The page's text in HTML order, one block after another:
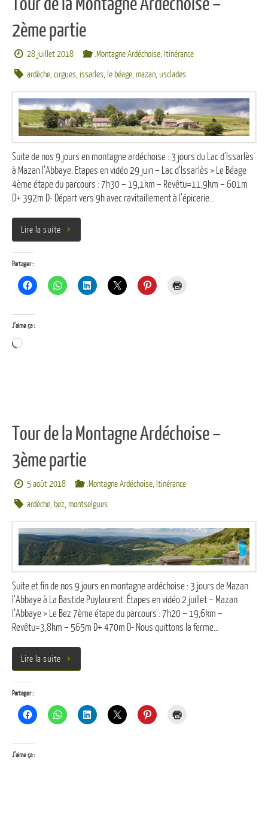
Tour de la Montagne Ardéchoise –
2ème partie
28 juillet 2018 .Montagne Ardéchoise, Itinérance
ardèche,cirgues, issarles, le béage, mazan, usclades
Suite de nos 9 jours en montagne ardéchoise : 3 jours du Lac d’Issarlès
à Mazan l’Abbaye. Etapes en vidéo 29 juin – Lac d’Issarlès > Le Béage
4ème étape du parcours : 7h30 – 19,1km – Revêtu=11,9km – 601m
D+ 392m D- Départ vers 9h avec ravitaillement à l’épicerie…
Lire la suite
Partager :
J’aime ça :
Chargement…
Tour de la Montagne Ardéchoise –
3ème partie
5 août 2018 .Montagne Ardéchoise, Itinérance
ardèche, bez, montselgues
Suite et fin de nos 9 jours en montagne ardéchoise : 3 jours de Mazan
l’Abbaye à La Bastide Puylaurent. Étapes en vidéo 2 juillet – Mazan
l’Abbaye > Le Bez 7ème étape du parcours : 7h20 – 19,6km –
Revêtu=3,8km – 565m D+ 470m D- Nous quittons la ferme…
Lire la suite
Partager :
J’aime ça :